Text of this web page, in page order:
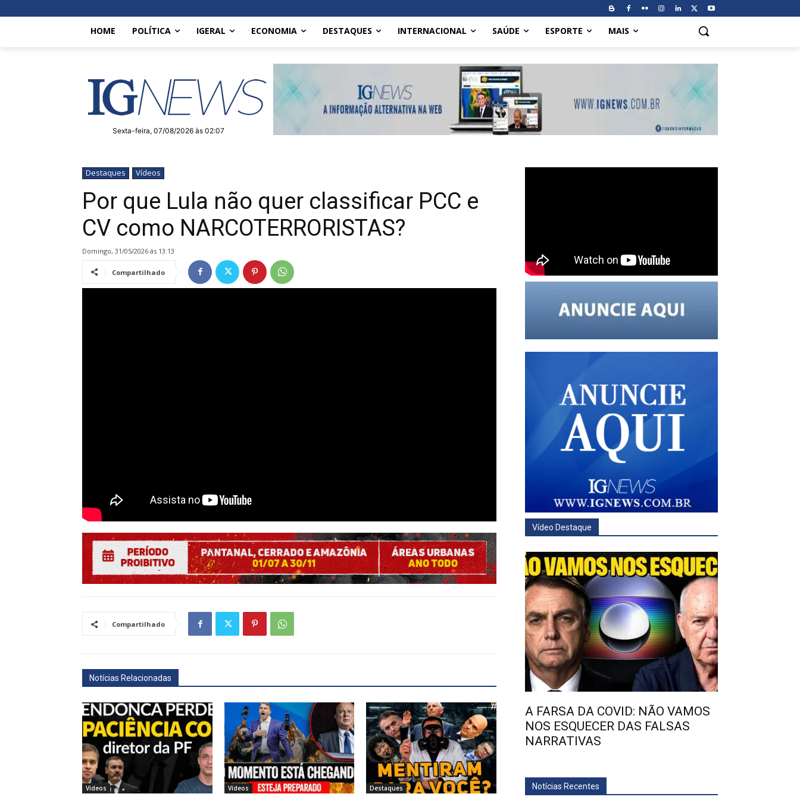
HOME POLÍTICA IGERAL ECONOMIA DESTAQUES INTERNACIONAL SAÚDE ESPORTE MAIS
Sexta-feira, 07/08/2026 às 02:07
Destaques Vídeos
Por que Lula não quer classificar PCC e
CV como NARCOTERRORISTAS?
domingo, 31/05/2026 ás 13:13
Compartilhado
Compartilhado
Notícias Relacionadas
Vídeos Vídeos Destaques
Vídeo Destaque
A FARSA DA COVID: NÃO VAMOS
NOS ESQUECER DAS FALSAS
NARRATIVAS
Notícias Recentes